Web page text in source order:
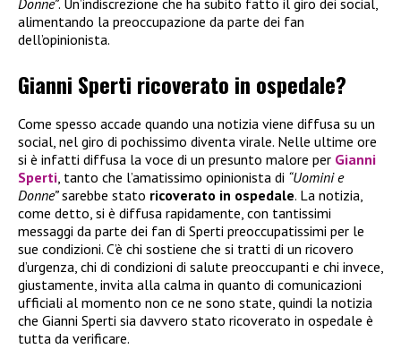
alimentando la preoccupazione da parte dei fan
dell’opinionista.
Gianni Sperti ricoverato in ospedale?
Come spesso accade quando una notizia viene diffusa su un
social, nel giro di pochissimo diventa virale. Nelle ultime ore
si è infatti diffusa la voce di un presunto malore per Gianni
Sperti, tanto che l’amatissimo opinionista di “Uomini e
Donne”sarebbe stato ricoverato in ospedale. La notizia,
come detto, si è diffusa rapidamente, con tantissimi
messaggi da parte dei fan di Sperti preoccupatissimi per le
sue condizioni. C’è chi sostiene che si tratti di un ricovero
d’urgenza, chi di condizioni di salute preoccupanti e chi invece,
giustamente, invita alla calma in quanto di comunicazioni
ufficiali al momento non ce ne sono state, quindi la notizia
che Gianni Sperti sia davvero stato ricoverato in ospedale è
tutta da verificare.